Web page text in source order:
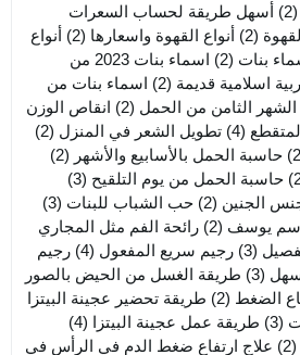
(2)
أسهل طريقة لحساب السعرات
(2) أنواع القهوة واسعارها (2)
أنواع
بنات (2)
اسماء بنات 2023 من
اسلامية قديمة (2)
اسماء بنات من
الثامن من الحمل (2)
انقاص الوزن
(4) تطويل الشعر في المنزل (2)
حاسبة الحمل بالأسابيع والأشهر (2)
حاسبة الحمل من يوم التلقيح (3)
الجنين (2) حب الشباب للبنات (3)
يوسف (2)
رائحة الفم مثل المجاري
(3) رجيم سريع المفعول (4)
رجيم
(3)
طريقة الغسل من الحيض بالصور
الضغط (2)
طريقة تحضير عجينة البيتزا
(3) طريقة عمل عجينة البيتزا (4)
(2) علاج ارتفاع ضغط الدم في الرأس في